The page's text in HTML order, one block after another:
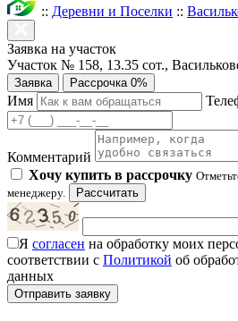
:: Деревни и Поселки ::
Заявка на участок
Участок № 158, 13.35 сот.,
Заявка Рассрочка 0%
Имя
Комментарий
Хочу купить в рассрочку
менеджеру.
Рассчитать
Я согласен на обработку моих
соответствии с Политикой об
данных